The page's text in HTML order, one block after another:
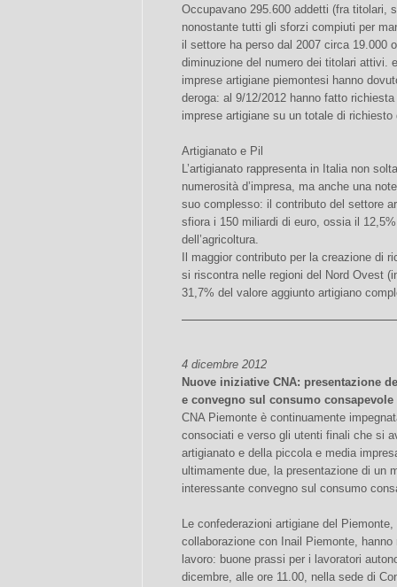
Occupavano 295.600 addetti (fra titolari,
nonostante tutti gli sforzi compiuti per
il settore ha perso dal 2007 circa 19.000
diminuzione del numero dei titolari attivi.
imprese artigiane piemontesi hanno
deroga: al 9/12/2012 hanno fatto
imprese artigiane su un totale di
Artigianato e Pil
L’artigianato rappresenta in Italia non
numerosità d’impresa, ma anche una
suo complesso: il contributo del settore
sfiora i 150 miliardi di euro, ossia il
dell’agricoltura.
Il maggior contributo per la creazione di
si riscontra nelle regioni del Nord Ovest
31,7% del valore aggiunto artigiano
4 dicembre 2012
Nuove iniziative CNA: presentazione
e convegno sul consumo
CNA Piemonte è continuamente
consociati e verso gli utenti finali che si
artigianato e della piccola e media
ultimamente due, la presentazione di un
interessante convegno sul consumo
Le confederazioni artigiane del
collaborazione con Inail Piemonte,
lavoro: buone prassi per i lavoratori
dicembre, alle ore 11.00, nella sede di